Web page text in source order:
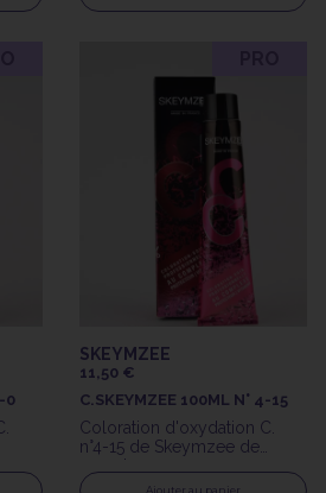
0
SKEYMZEE
11,50 €
C.SKEYMZEE 100ML N° 4-15
Coloration d'oxydation C.
n°4-15 de Skeymzee de
100ml
Ajouter au panier